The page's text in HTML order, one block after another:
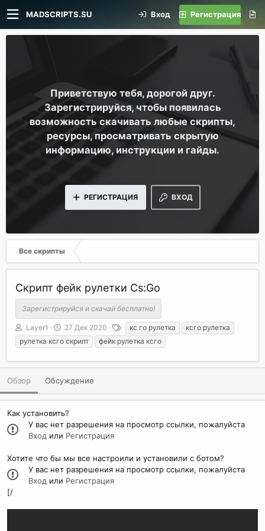
MADSCRIPTS.SU Вход Регистрация
Приветствую тебя, дорогой друг.
Зарегистрируйся, чтобы появилась
возможность скачивать любые скрипты,
ресурсы, просматривать скрытую
информацию, инструкции и гайды.
ВХОД
РЕГИСТРАЦИЯ
Все скрипты
Скрипт фейк рулетки Cs:Go
Зарегистрируйся и скачай бесплатно!
А
в
т
р
Layer1
Д
а
т
с
о
д
а
н
и
27 Дек 2020
е
г
кс го рулетка
ксго рулетка
рулетка ксго скрипт
фейк рулетка ксго
Обзор Обсуждение
Как установить?
У вас нет разрешения на просмотр ссылки, пожалуйста
Входили Регистрация
Хотите что бы мы все настроили и установили с ботом?
У вас нет разрешения на просмотр ссылки, пожалуйста
Входили Регистрация
[/